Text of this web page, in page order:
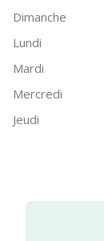
Dimanche
Lundi
Mardi
Mercredi
Jeudi